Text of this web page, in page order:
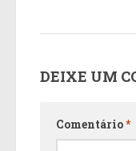
DEIXE UM
Comentário*